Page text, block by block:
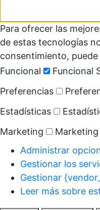
Para ofrecer las
de estas tecnologías
consentimiento,
Funcional
Funcional
Preferencias
Estadísticas
Marketing
Marketing
Administrar
Gestionar los
Gestionar
Leer más sobre